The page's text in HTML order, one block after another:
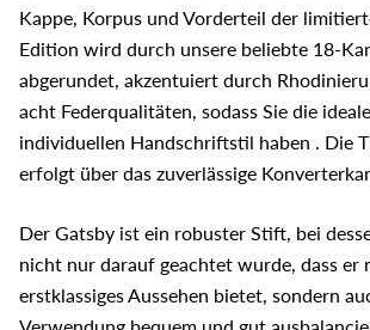
Kappe, Korpus und Vorderteil der
Edition wird durch unsere beliebte 18-
abgerundet, akzentuiert durch
acht Federqualitäten, sodass Sie die
individuellen Handschriftstil haben . Die
erfolgt über das zuverlässige
Der Gatsby ist ein robuster Stift, bei
nicht nur darauf geachtet wurde, dass er
erstklassiges Aussehen bietet, sondern